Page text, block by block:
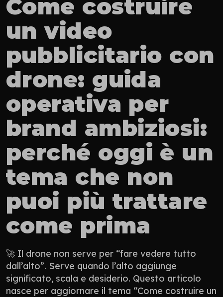
Come costruire
un video
pubblicitario con
drone: guida
operativa per
brand ambiziosi:
perché oggi è un
tema che non
puoi più trattare
come prima
🚀 Il drone non serve per “fare vedere tutto
dall’alto”. Serve quando l’alto aggiunge
significato, scala e desiderio. Questo articolo
nasce per aggiornare il tema “Come costruire un